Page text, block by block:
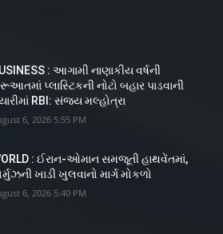
: આગામી નાણાકીય વર્ષની
પ્લાસ્ટિકની નોટો બહાર પાડવાની
RBI: સંજય મલ્હોત્રા
6, 2026 5:55 PM
: ઈરાન-ઓમાન સમજૂતી હાથવેંતમાં,
ખાડી ખુલવાનો માર્ગ મોકળો
6, 2026 5:40 PM